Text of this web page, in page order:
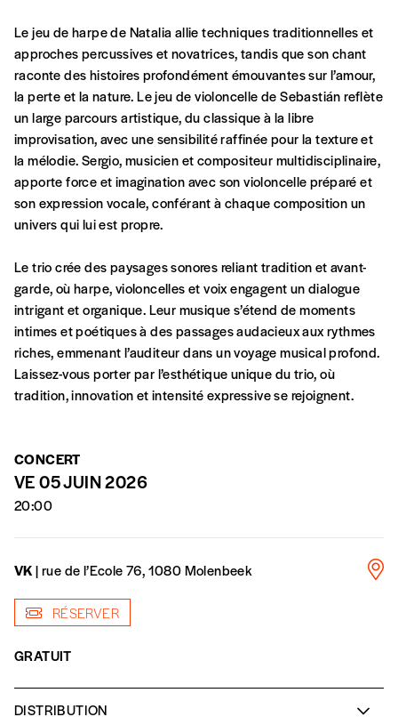
CONNEXION
Mot de passe oublié?
Créer un
compte
Le prix libre est un mode de fixation du prix
par l’acheteur d’un bien ou d’un service, qui
peut être une manière pour lui de payer le prix
qu’il estime juste. Dans l’objectif de rendre nos
activités et publications accessibles, et
d’affirmer notre attachement aux valeurs de
solidarité, nous vous proposons d’estimer
vous-mêmes le coût de notre publication.
Cette valeur peut donc être inférieure, égale
ou supérieure au prix indicatif. De cette
de rédaction selon vos moyens et vos
motivations.
En pratique
Vous vous abonnez pour l’année civile en
cours ou vous commandez au numéro.
Vous indiquez si vous souhaitez recevoir la
Vous versez le montant de votre choix sur le
compteIBAN BE34 0010 7305
Imag”.
financièrement à tout moment, même après
Le jeu de harpe de Natalia allie techniques traditionnelles et
approches percussives et novatrices, tandis que son chant
raconte des histoires profondément émouvantes sur l’amour,
la perte et la nature. Le jeu de violoncelle de Sebastián reflète
un large parcours artistique, du classique à la libre
improvisation, avec une sensibilité raffinée pour la texture et
la mélodie. Sergio, musicien et compositeur multidisciplinaire,
apporte force et imagination avec son violoncelle préparé et
son expression vocale, conférant à chaque composition un
univers qui lui est propre.
Le trio crée des paysages sonores reliant tradition et avant-
garde, où harpe, violoncelles et voix engagent un dialogue
intrigant et organique. Leur musique s’étend de moments
intimes et poétiques à des passages audacieux aux rythmes
riches, emmenant l’auditeur dans un voyage musical profond.
Laissez-vous porter par l’esthétique unique du trio, où
tradition, innovation et intensité expressive se rejoignent.
CONCERT
VE 05 JUIN 2026
20:00
VK| rue de l’Ecole 76, 1080 Molenbeek
RÉSERVER
GRATUIT
DISTRIBUTION